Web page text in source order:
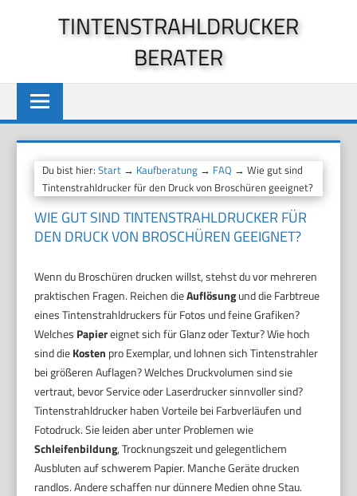
TINTENSTRAHLDRUCKER
BERATER
Du bist hier:Start → Kaufberatung → FAQ → Wie gut sind
Tintenstrahldrucker für den Druck von Broschüren geeignet?
WIE GUT SIND TINTENSTRAHLDRUCKER FÜR
DEN DRUCK VON BROSCHÜREN GEEIGNET?
Wenn du Broschüren drucken willst, stehst du vor mehreren
praktischen Fragen. Reichen dieAuflösungund die Farbtreue
eines Tintenstrahldruckers für Fotos und feine Grafiken?
Welches Papiereignet sich für Glanz oder Textur? Wie hoch
sind dieKosten pro Exemplar, und lohnen sich Tintenstrahler
bei größeren Auflagen? Welches Druckvolumen sind sie
vertraut, bevor Service oder Laserdrucker sinnvoller sind?
Tintenstrahldrucker haben Vorteile bei Farbverläufen und
Fotodruck. Sie leiden aber unter Problemen wie
Schleifenbildung, Trocknungszeit und gelegentlichem
Ausbluten auf schwerem Papier. Manche Geräte drucken
randlos. Andere schaffen nur dünnere Medien ohne Stau.